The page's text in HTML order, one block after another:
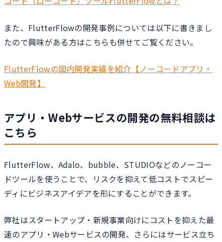
また、FlutterFlowの開発事例については以下に書きまし
たので興味がある方はこちらも併せてご覧ください。
FlutterFlowの国内開発実績を紹介【ノーコードアプリ・
Web開発】
アプリ・Webサービスの開発の無料相談は
こちら
FlutterFlow、Adalo、bubble、STUDIOなどのノーコー
ドツールを使うことで、リスクを抑えて低コストでスピー
ディにビジネスアイデアを形にすることができます。
弊社はスタートアップ・新規事業向けにコストを抑えた最
速のアプリ・Webサービスの開発、さらにはサービス立ち